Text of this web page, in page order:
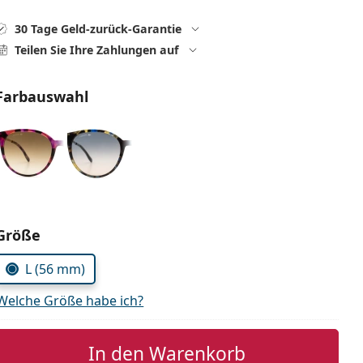
30 Tage Geld-zurück-Garantie
Teilen Sie Ihre Zahlungen auf
wählen
L (56 mm)
Größe habe ich?
In den Warenkorb